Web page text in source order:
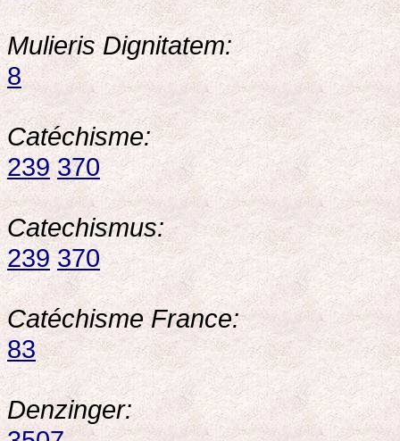
Mulieris Dignitatem:
8
Catéchisme:
239 370
Catechismus:
239 370
Catéchisme France:
83
Denzinger: